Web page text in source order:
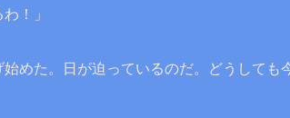
！」
めた。日が迫っているのだ。どうしても